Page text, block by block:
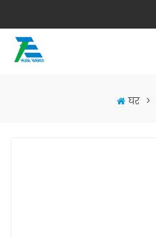
घर >